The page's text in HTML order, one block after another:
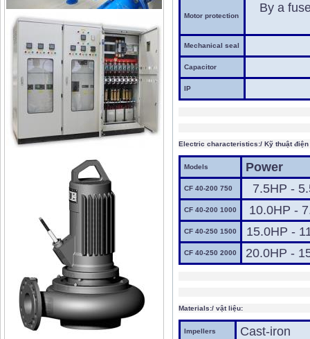
Motor protection
By a
Mechanical seal
Capacitor
IP
Electric characteristics:/ Kỹ thuật điện
Models Power
CF 40-200 750 7.5HP -
CF 40-200 1000 10.0HP -
CF 40-250 1500 15.0HP -
CF 40-250 2000 20.0HP -
Materials:/ vật liệu:
Impellers Cast-iron